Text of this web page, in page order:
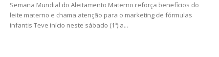
Semana Mundial do Aleitamento Materno reforça benefícios do
leite materno e chama atenção para o marketing de fórmulas
infantis Teve início neste sábado (1º) a...